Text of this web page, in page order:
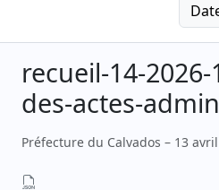
recueil-14-
des-actes-
Préfecture du Calvados – 13